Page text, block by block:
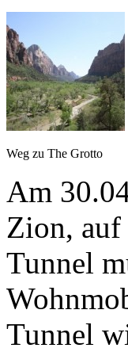
Weg zu The Grotto
Am
Zion, auf
Tunnel
Tunnel